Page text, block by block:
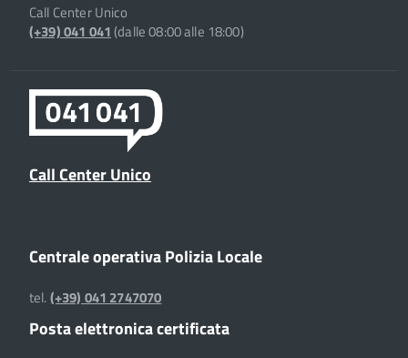
Call Center Unico
(+39) 041 041(dalle 08:00 alle 18:00)
Call Center Unico
Centrale operativa Polizia Locale
tel.(+39) 041 2747070
Posta elettronica certificata